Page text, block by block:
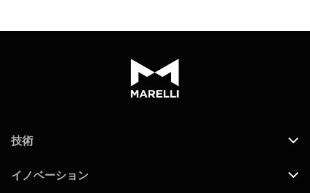
技術
イノベーション